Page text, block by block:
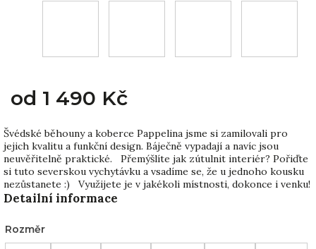
od 1 490 Kč
Švédské běhouny a koberce Pappelina jsme si zamilovali pro
jejich kvalitu a funkční design. Báječně vypadají a navíc jsou
neuvěřitelně praktické. Přemýšlíte jak zútulnit interiér? Pořiďte
si tuto severskou vychytávku a vsadíme se, že u jednoho kousku
nezůstanete :) Využijete je v jakékoli místnosti, dokonce i venku!
Detailní informace
Rozměr